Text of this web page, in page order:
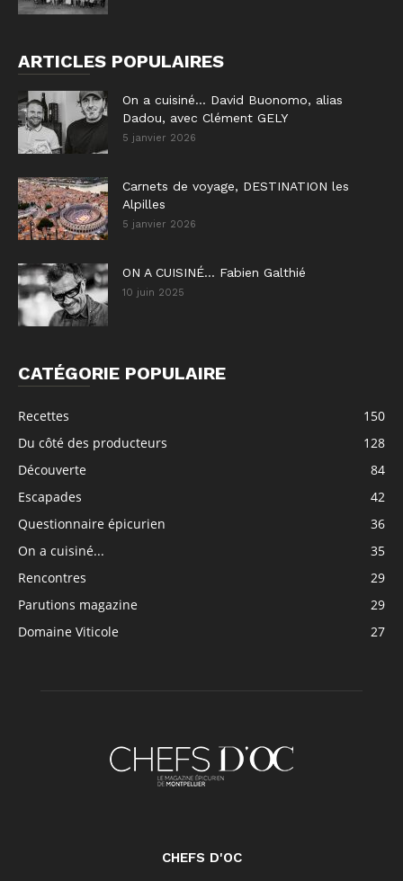
ARTICLES POPULAIRES
On a cuisiné… David Buonomo, alias
Dadou, avec Clément GELY
5 janvier 2026
Carnets de voyage, DESTINATION les
Alpilles
5 janvier 2026
ON A CUISINÉ… Fabien Galthié
10 juin 2025
CATÉGORIE POPULAIRE
Recettes
150
Du côté des producteurs
128
Découverte
84
Escapades
42
Questionnaire épicurien
36
On a cuisiné...
35
Rencontres
29
Parutions magazine
29
Domaine Viticole
27
CHEFS D'OC